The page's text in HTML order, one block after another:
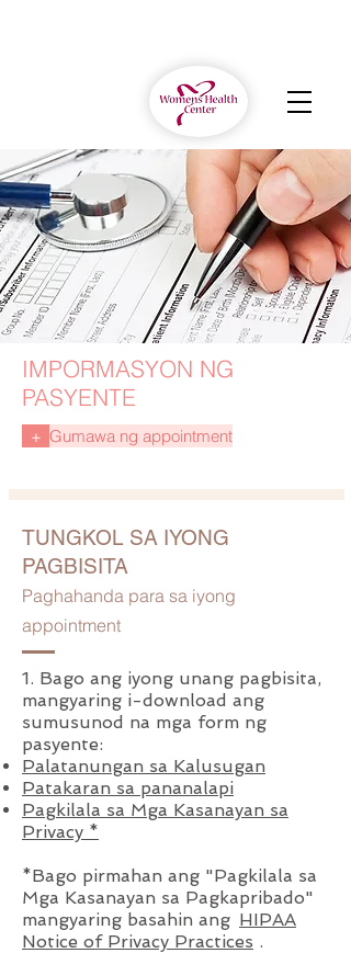
IMPORMASYON NG
PASYENTE
+ Gumawa ng appointment
TUNGKOL SA IYONG
PAGBISITA
Paghahanda para sa iyong
appointment
1. Bago ang iyong unang pagbisita,
mangyaring i-download ang
sumusunod na mga form ng
pasyente:
Palatanungan sa Kalusugan
Patakaran sa pananalapi
Pagkilala sa Mga Kasanayan sa
Privacy *
*Bago pirmahan ang "Pagkilala sa
Mga Kasanayan sa Pagkapribado"
mangyaring basahin ang HIPAA
Notice of Privacy Practices .